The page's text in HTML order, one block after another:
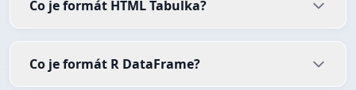
Co je formát HTML Tabulka?
Co je formát R DataFrame?